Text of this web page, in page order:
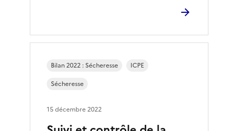
Bilan 2022 : Sécheresse
ICPE
Sécheresse
15 décembre 2022